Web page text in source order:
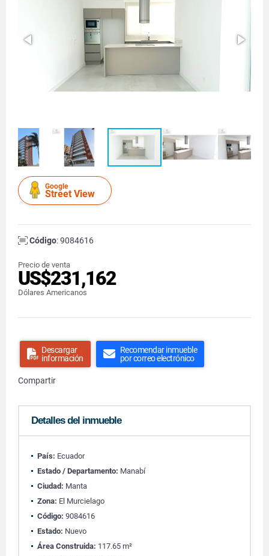
Google
Street View
Código: 9084616
Precio de venta
US$231,162
Dólares Americanos
Descargar
información
Recomendar inmueble
por correo electrónico
Compartir
Detalles del inmueble
País: Ecuador
Estado / Departamento: Manabí
Ciudad: Manta
Zona: El Murcielago
Código: 9084616
Estado: Nuevo
Área Construida: 117.65 m²